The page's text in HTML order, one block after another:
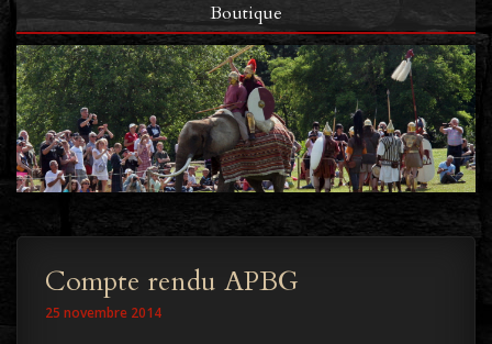
Boutique
Compte rendu APBG
25 novembre 2014